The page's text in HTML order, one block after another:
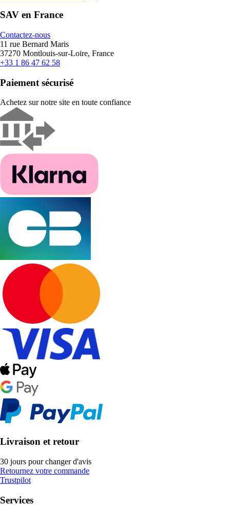
SAV en France
Contactez-nous
11 rue Bernard Maris
37270 Montlouis-sur-Loire, France
+33 1 86 47 62 58
Paiement sécurisé
Achetez sur notre site en toute confiance
Livraison et retour
30 jours pour changer d'avis
Retournez votre commande
Trustpilot
Services